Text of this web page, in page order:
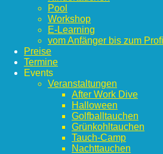
Pool
Workshop
E-Learning
vom Anfänger bis zum Profi
Preise
Termine
Events
Veranstaltungen
After Work Dive
Halloween
Golfballtauchen
Grünkohltauchen
Tauch-Camp
Nachttauchen